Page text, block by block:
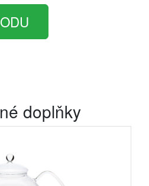
doplňky